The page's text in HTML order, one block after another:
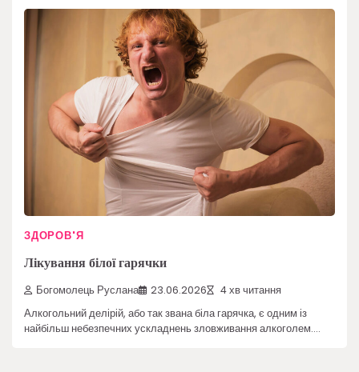
ЗДОРОВ'Я
Лікування білої гарячки
Богомолець Руслана 23.06.2026 4 хв читання
Алкогольний делірій, або так звана біла гарячка, є одним із
найбільш небезпечних ускладнень зловживання алкоголем.…